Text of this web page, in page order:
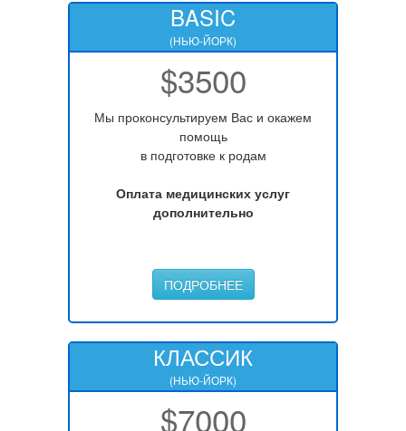
BASIC
(НЬЮ-ЙОРК)
$3500
Мы проконсультируем Вас и окажем
помощь
в подготовке к родам
Оплата медицинских услуг
дополнительно
ПОДРОБНЕЕ
КЛАССИК
(НЬЮ-ЙОРК)
$7000